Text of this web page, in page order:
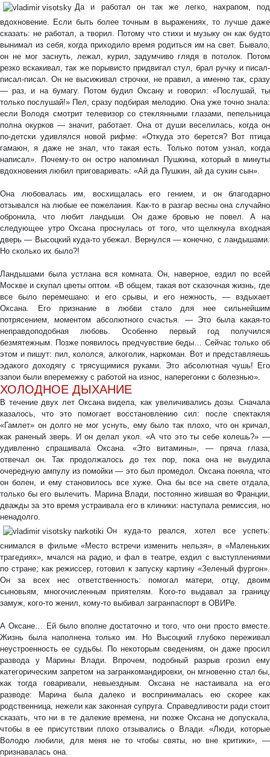
Да и работал он так же легко, нахрапом, под
вдохновение. Если быть более точным в выражениях, то лучше даже
сказать: не работал, а творил. Потому что стихи и музыку он как будто
вынимал из себя, когда приходило время родиться им на свет. Бывало,
он не мог заснуть, лежал, курил, задумчиво глядя в потолок. Потом
резко вскакивал, так же порывисто придвигал стул, брал ручку и писал-
писал-писал. Он не высиживал строчки, не правил, а именно так, сразу
— раз, и на бумагу. Потом будил Оксану и говорил: «Послушай, ты
только послушай!» Пел, сразу подбирая мелодию. Она уже точно знала:
если Володя смотрит телевизор со стеклянными глазами, пепельница
полна окурков — значит, работает. Она от души веселилась, когда он
по-детски удивлялся новой рифме: «Откуда это берется? Вот птица
гамаюн, я даже не знал, что такая есть. Только потом узнал, когда
написал». Почему-то он остро напоминал Пушкина, который в минуты
вдохновения любил приговаривать: «Ай да Пушкин, ай да сукин сын».
Она любовалась им, восхищалась его гением, и он благодарно
отзывался на любые ее пожелания. Как-то в разгар весны она случайно
обронила, что любит ландыши. Он даже бровью не повел. А на
следующее утро Оксана проснулась от того, что щелкнула входная
дверь — Высоцкий куда-то убежал. Вернулся — конечно, с ландышами.
Но сколько их было?!
Ландышами была устлана вся комната. Он, наверное, ездил по всей
Москве и скупал цветы оптом. «В общем, такая вот сказочная жизнь, где
все было перемешано: и его срывы, и его нежность, — вздыхает
Оксана. Его признание в любви стало для нее сильнейшим
потрясением, моментом абсолютного счастья. — Это была какая-то
неправдоподобная любовь. Особенно первый год получился
безмятежным. Позже появилось предчувствие беды… Сейчас только об
этом и пишут: пил, кололся, алкоголик, наркоман. Вот и представляешь
эдакого доходягу с трясущимися руками. Это абсолютная чушь! Его
запои были вперемежку с работой на износ, наперегонки с болезнью».
ХОЛОДНОЕ ДЫХАНИЕ
В течение двух лет Оксана видела, как увеличивались дозы. Сначала
казалось, что это помогает восстановлению сил: после спектакля
«Гамлет» он долго не мог уснуть, ему было так плохо, что он кричал,
как раненый зверь. И он делал укол. «А что это ты себе колешь?» —
удивленно спрашивала Оксана. «Это витамины», — пряча глаза,
отвечал он. Так продолжалось до тех пор, пока она не выудила
очередную ампулу из помойки — это был промедол. Оксана поняла, что
он болен, и ему становилось все хуже. Она бы все на свете отдала,
только бы его вылечить. Марина Влади, постоянно жившая во Франции,
дважды за это время устраивала его в клиники: наступала ремиссия, но
ненадолго.
Он куда-то рвался, хотел все успеть:
снимался в фильме «Место встречи изменить нельзя», в «Маленьких
трагедиях», мчался на радио, и фал в театре, ездил с выступлениями
по стране; как режиссер, готовил к запуску картину «Зеленый фургон».
Он за всех нес ответственность: помогал матери, отцу, двоим
сыновьям, многочисленным приятелям. Кого-то выдавал за границу
замуж, кого-то женил, кому-то выбивал загранпаспорт в ОВИРе.
А Оксане… Ей было вполне достаточно и того, что они просто вместе.
Жизнь была наполнена только им. Но Высоцкий глубоко переживал
неустроенность ее судьбы. По некоторым сведениям, он даже просил
развода у Марины Влади. Впрочем, подобный разрыв грозил ему
категорическим запретом на загранкомандировки, он мгновенно стал бы,
как тогда говаривали, невыездным. Оксана не настаивала на его
разводе: Марина была далеко и воспринималась ею скорее как
родственница, нежели как законная супруга. Справедливости ради стоит
сказать, что ни в те далекие времена, ни позже Оксана не допускала,
чтобы в ее присутствии плохо отзывались о Влади. «Люди, которые
Володю любили, для меня не то чтобы святы, но вне критики», —
признавалась она.